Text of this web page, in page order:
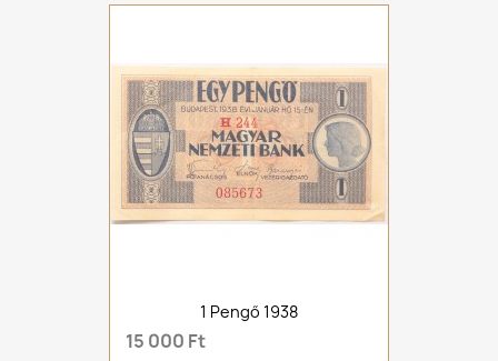
1 Pengő 1938
15 000 Ft